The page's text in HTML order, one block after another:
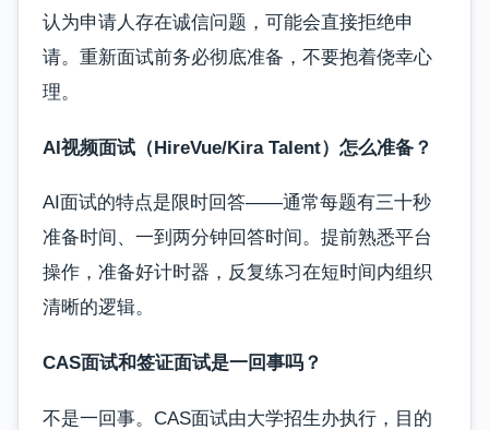
认为申请人存在诚信问题，可能会直接拒绝申
请。重新面试前务必彻底准备，不要抱着侥幸心
理。
AI视频面试（HireVue/Kira Talent）怎么准备？
AI面试的特点是限时回答——通常每题有三十秒
准备时间、一到两分钟回答时间。提前熟悉平台
操作，准备好计时器，反复练习在短时间内组织
清晰的逻辑。
CAS面试和签证面试是一回事吗？
不是一回事。CAS面试由大学招生办执行，目的